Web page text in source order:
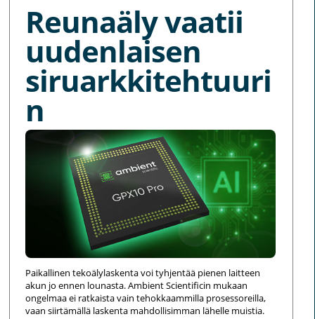
Reunaäly vaatii
uudenlaisen
siruarkkitehtuuri
n
Paikallinen tekoälylaskenta voi tyhjentää pienen laitteen
akun jo ennen lounasta. Ambient Scientificin mukaan
ongelmaa ei ratkaista vain tehokkaammilla prosessoreilla,
vaan siirtämällä laskenta mahdollisimman lähelle muistia.